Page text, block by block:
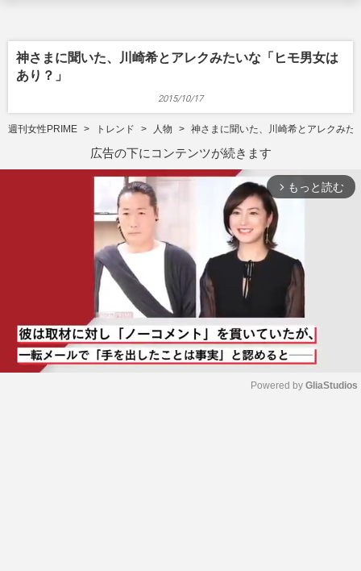
神さまに聞いた、川崎希とアレクみたいな「ヒモ男女は
あり？」
2015/10/17
週刊女性PRIME トレンド 人物 神さまに聞いた、川崎希とアレクみた
広告の下にコンテンツが続きます
arrow_forward_ios もっと読む
Powered by GliaStudios